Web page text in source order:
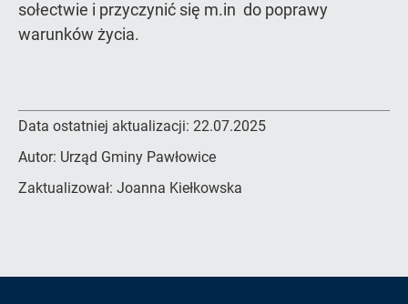
sołectwie i przyczynić się m.in do poprawy
warunków życia.
Data ostatniej aktualizacji: 22.07.2025
Autor: Urząd Gminy Pawłowice
Zaktualizował: Joanna Kiełkowska